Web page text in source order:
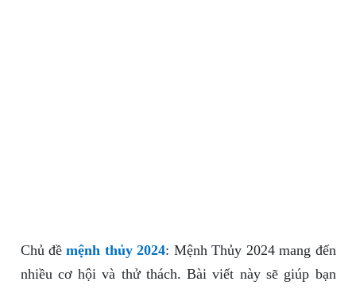
Chủ đềmệnh thủy 2024: Mệnh Thủy 2024 mang đến
nhiều cơ hội và thử thách. Bài viết này sẽ giúp bạn